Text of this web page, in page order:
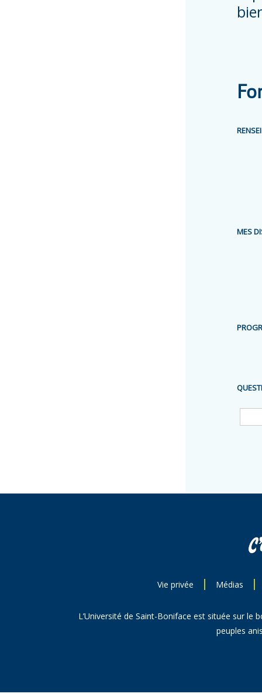
MES
Vie privée Médias
L’Université de Saint-Boniface est située sur le
peuples